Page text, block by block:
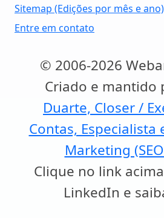
Sitemap (Edições por mês e ano)
Entre em contato
© 2006-2026
Criado e mantido
Duarte, Closer /
Contas, Especialista
Marketing
Clique no link
LinkedIn e